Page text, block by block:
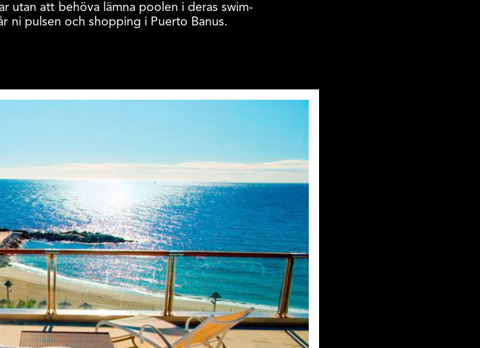
utan att behöva lämna poolen i deras swim-
ni pulsen och shopping i Puerto Banus.